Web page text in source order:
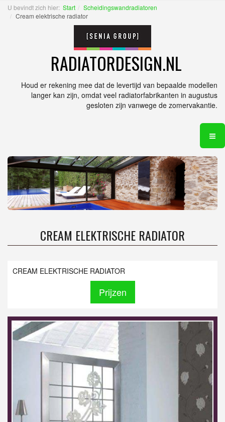
U bevindt zich hier: Start
Scheidingswandradiatoren
Cream elektrische radiator
RADIATORDESIGN.NL
Houd er rekening mee dat de levertijd van bepaalde modellen
langer kan zijn, omdat veel radiatorfabrikanten in augustus
gesloten zijn vanwege de zomervakantie.
CREAM ELEKTRISCHE RADIATOR
CREAM ELEKTRISCHE RADIATOR
Prijzen